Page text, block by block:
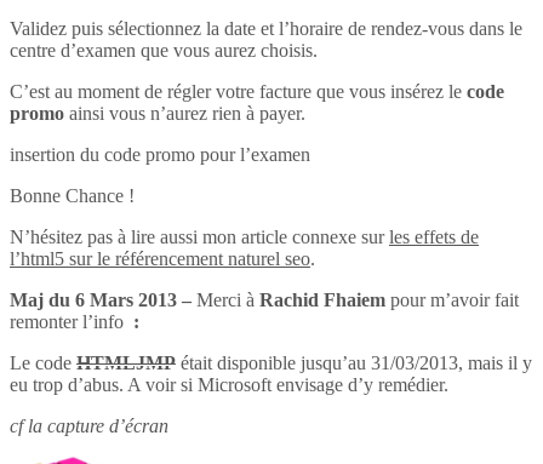
Validez puis sélectionnez la date et l’horaire de rendez-vous dans le
centre d’examen que vous aurez choisis.
C’est au moment de régler votre facture que vous insérez le code
promo ainsi vous n’aurez rien à payer.
insertion du code promo pour l’examen
Bonne Chance !
N’hésitez pas à lire aussi mon article connexe surles effets de
l’html5 sur le référencement naturel seo.
Maj du 6 Mars 2013 – Merci à Rachid Fhaiem pour m’avoir fait
remonter l’info :
Le code HTMLJMP était disponible jusqu’au 31/03/2013, mais il y
eu trop d’abus. A voir si Microsoft envisage d’y remédier.
cf la capture d’écran